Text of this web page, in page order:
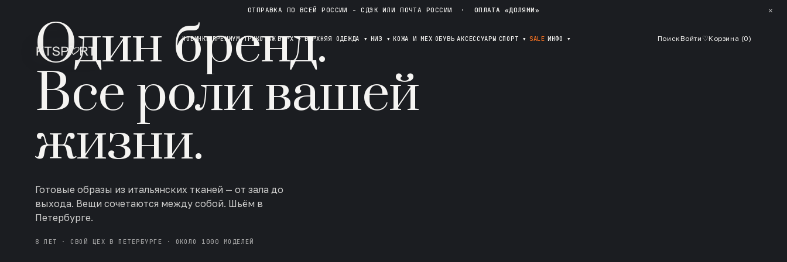
ОТПРАВКА ПО ВСЕЙ РОССИИ - СДЭК ИЛИ ПОЧТА РОССИИ · ОПЛАТА «ДОЛЯМИ» ✕
НОВИНКИ ПРЕМИУМ ТРИКОТАЖ ВЕРХ▾ ВЕРХНЯЯ ОДЕЖДА ▾ НИЗ ▾ КОЖА И МЕХ ОБУВЬ АКСЕССУАРЫ СПОРТ ▾ SALE ИНФО ▾ ПоискВойти ♡Корзина (0)
Один бренд.
Все роли вашей
жизни.
Готовые образы из итальянских тканей — от зала до
выхода. Вещи сочетаются между собой. Шьём в
Петербурге.
8 ЛЕТ · СВОЙ ЦЕХ В ПЕТЕРБУРГЕ · ОКОЛО 1000 МОДЕЛЕЙ